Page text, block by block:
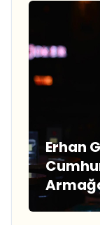
Erhan